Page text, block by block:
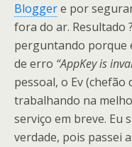
Bloggere por
fora do ar. Resultado
perguntando porque
de erro “AppKey is
pessoal, o Ev
trabalhando na
serviço em breve. Eu
verdade, pois passei